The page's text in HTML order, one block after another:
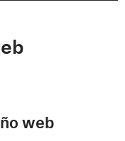
web